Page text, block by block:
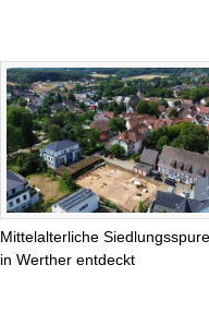
Mittelalterliche
in Werther entdeckt